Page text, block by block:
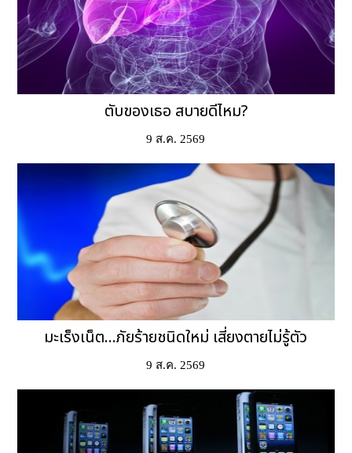
ตับของเธอ สบายดีไหม?
9 ส.ค. 2569
มะเร็งเน็ต...ภัยร้ายชนิดใหม่ เสี่ยงตายไม่รู้ตัว
9 ส.ค. 2569